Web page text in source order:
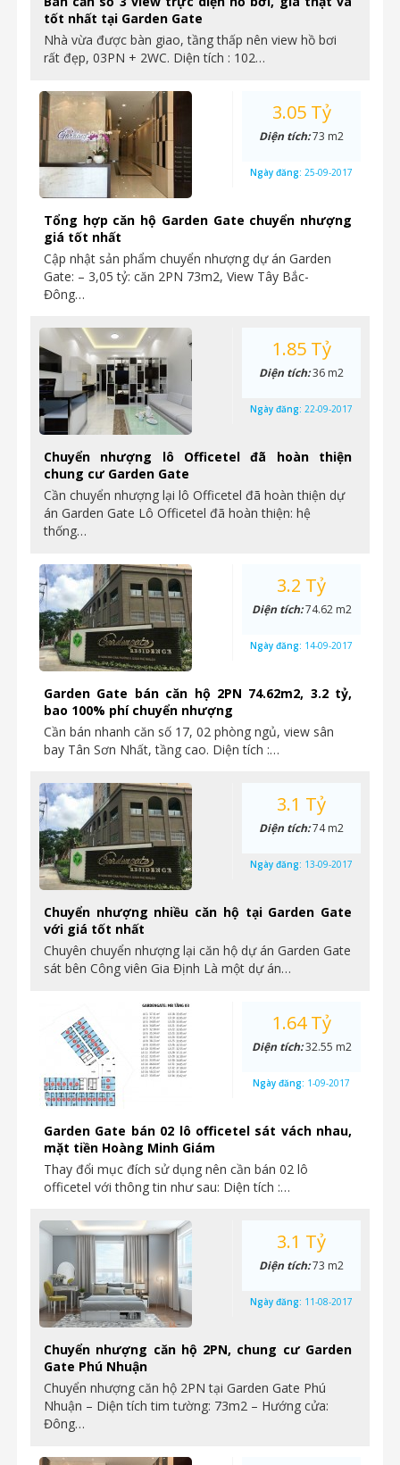
tốt nhất tại Garden Gate
Nhà vừa được bàn giao, tầng thấp nên view hồ bơi
rất đẹp, 03PN + 2WC. Diện tích : 102…
Tổng hợp căn hộ Garden Gate chuyển nhượng
giá tốt nhất
Cập nhật sản phẩm chuyển nhượng dự án Garden
Gate: – 3,05 tỷ: căn 2PN 73m2, View Tây Bắc-
Đông…
3.05 Tỷ
Diện tích:73 m2
Ngày đăng: 25-09-2017
Chuyển nhượng lô Officetel đã hoàn thiện
chung cư Garden Gate
Cần chuyển nhượng lại lô Officetel đã hoàn thiện dự
án Garden Gate Lô Officetel đã hoàn thiện: hệ
thống…
1.85 Tỷ
Diện tích:36 m2
Ngày đăng: 22-09-2017
Garden Gate bán căn hộ 2PN 74.62m2, 3.2 tỷ,
bao 100% phí chuyển nhượng
Cần bán nhanh căn số 17, 02 phòng ngủ, view sân
bay Tân Sơn Nhất, tầng cao. Diện tích :…
3.2 Tỷ
Diện tích:74.62 m2
Ngày đăng: 14-09-2017
Chuyển nhượng nhiều căn hộ tại Garden Gate
với giá tốt nhất
Chuyên chuyển nhượng lại căn hộ dự án Garden Gate
sát bên Công viên Gia Định Là một dự án…
3.1 Tỷ
Diện tích:74 m2
Ngày đăng: 13-09-2017
Garden Gate bán 02 lô officetel sát vách nhau,
mặt tiền Hoàng Minh Giám
Thay đổi mục đích sử dụng nên cần bán 02 lô
officetel với thông tin như sau: Diện tích :…
1.64 Tỷ
Diện tích:32.55 m2
Ngày đăng: 1-09-2017
Chuyển nhượng căn hộ 2PN, chung cư Garden
Gate Phú Nhuận
Chuyển nhượng căn hộ 2PN tại Garden Gate Phú
Nhuận – Diện tích tim tường: 73m2 – Hướng cửa:
Đông…
3.1 Tỷ
Diện tích:73 m2
Ngày đăng: 11-08-2017